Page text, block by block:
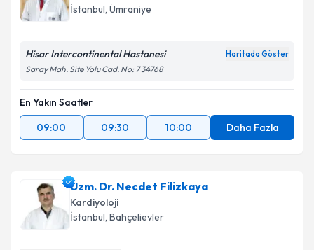
E-posta Adresiniz
Kişisel verilerimin işlenmesine ilişkinAydınlatma
Metni
kapsamda işlenmesini kabul ediyorum.
İstanbul, Ümraniye
Hisar Intercontinental Hastanesi Haritada Göster
Saray Mah. Site Yolu Cad. No: 7 34768
En Yakın Saatler
09:00
09:30 10:00 Daha Fazla
Uzm. Dr. Necdet Filizkaya
Kardiyoloji
İstanbul, Bahçelievler